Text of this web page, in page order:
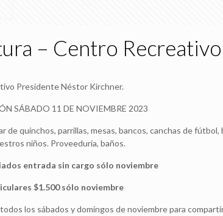
– Centro
Presidente Néstor Kirchner.
SÁBADO 11 DE NOVIEMBRE 2023
de quinchos, parrillas, mesas, bancos, canchas de fútbol,
niños. Proveeduría, baños.
entrada sin cargo sólo noviembre
$1.500 sólo noviembre
los sábados y domingos de noviembre para